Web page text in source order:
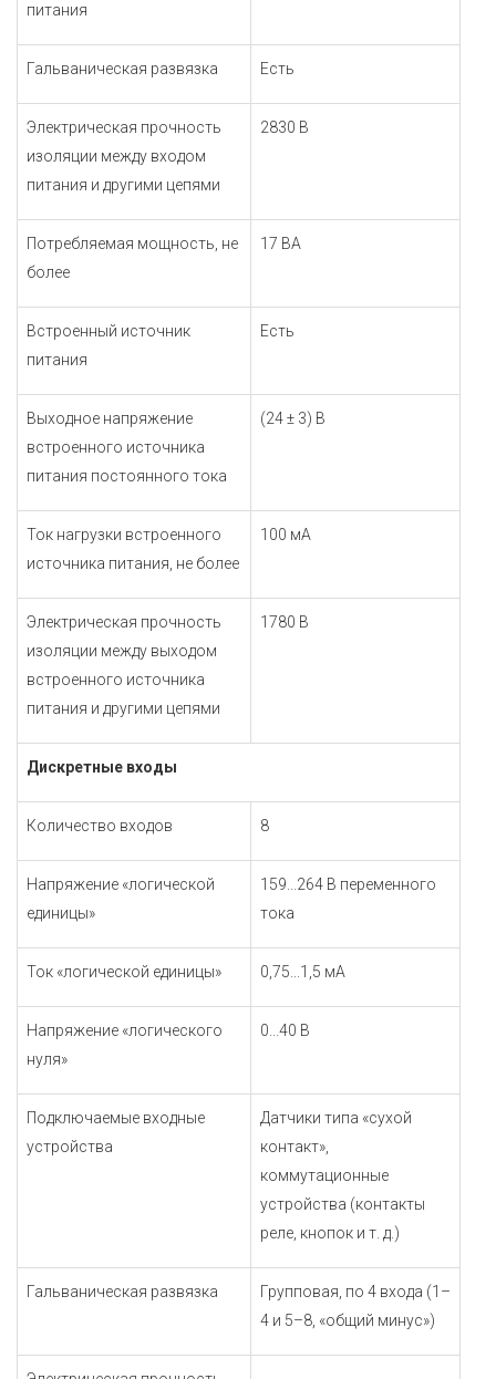
питания
Гальваническая развязка Есть
Электрическая прочность
изоляции между входом
питания и другими цепями
2830 В
Потребляемая мощность, не
более
17 ВА
Встроенный источник
питания
Есть
Выходное напряжение
встроенного источника
питания постоянного тока
(24 ± 3) В
Ток нагрузки встроенного
источника питания, не более
100 мА
Электрическая прочность
изоляции между выходом
встроенного источника
питания и другими цепями
1780 В
Дискретные входы
Количество входов 8
Напряжение «логической
единицы»
159...264 В переменного
тока
Ток «логической единицы» 0,75...1,5 мА
Напряжение «логического
нуля»
0...40 В
Подключаемые входные
устройства
Датчики типа «сухой
контакт»,
коммутационные
устройства (контакты
реле, кнопок и т. д.)
Гальваническая развязка
Групповая, по 4 входа (1–
4 и 5–8, «общий минус»)